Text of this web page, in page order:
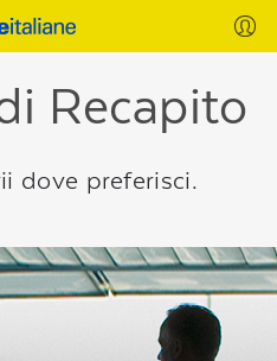
Recapito
dove preferisci.